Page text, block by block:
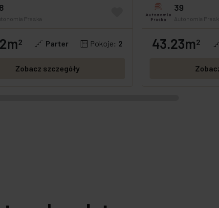
Praska
OFERTA SPECJALNA
2 Parter Pokoje: 2
Zobacz szczegóły
39
Autonomia
GOTOWE OFERTA
43.23m2